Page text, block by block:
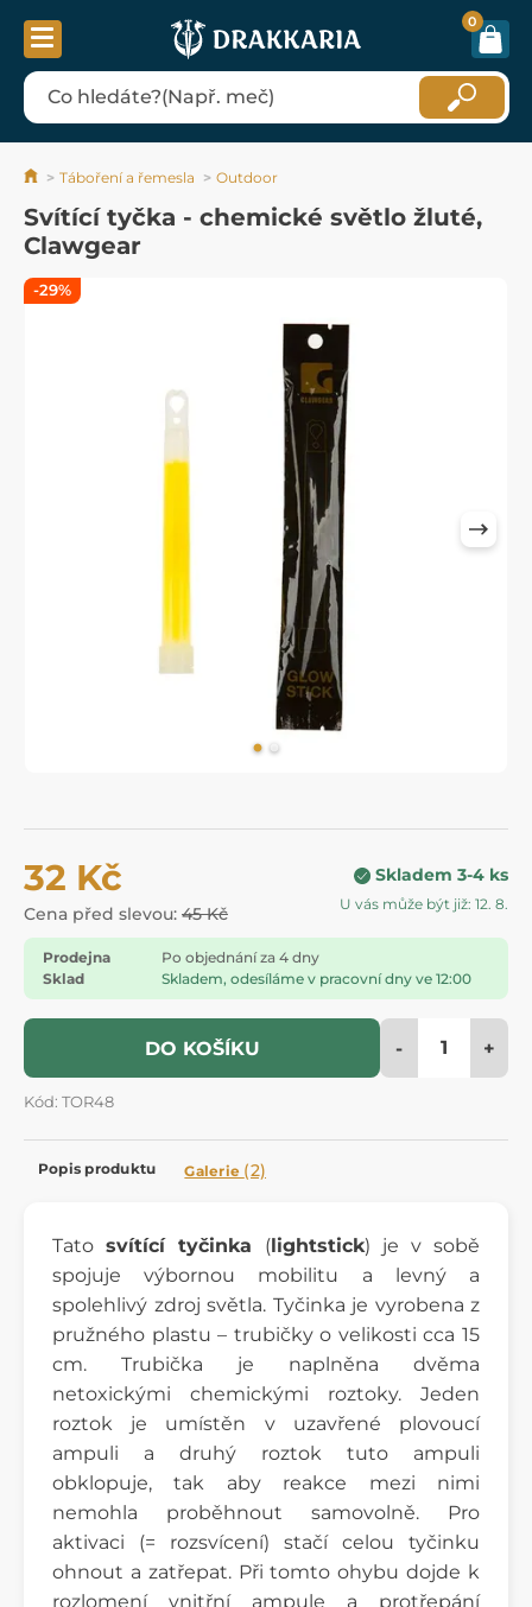
0
Táboření a řemesla Outdoor
Svítící tyčka - chemické světlo žluté,
Clawgear
32 Kč
Cena před slevou: 45 Kč
Skladem 3-4 ks
U vás může být již: 12. 8.
Prodejna
Po objednání za 4 dny
Sklad
Skladem, odesíláme v pracovní dny ve 12:00
DO KOŠÍKU - +
Kód: TOR48
-29%
Popis produktu Galerie (2)
Tatosvítící tyčinka (lightstick) je v sobě
spojuje výbornou mobilitu a levný a
spolehlivý zdroj světla. Tyčinka je vyrobena z
pružného plastu – trubičky o velikosti cca 15
cm. Trubička je naplněna dvěma
netoxickými chemickými roztoky. Jeden
roztok je umístěn v uzavřené plovoucí
ampuli a druhý roztok tuto ampuli
obklopuje, tak aby reakce mezi nimi
nemohla proběhnout samovolně. Pro
aktivaci (= rozsvícení) stačí celou tyčinku
ohnout a zatřepat. Při tomto ohybu dojde k
rozlomení vnitřní ampule a protřepání